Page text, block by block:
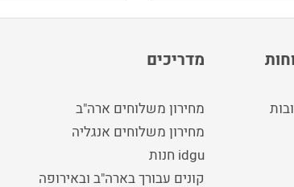
מדריכים
מחירון משלוחים ארה"ב
מחירון משלוחים אנגליה
idgu חנות
קונים עבורך בארה"ב ובאירופה